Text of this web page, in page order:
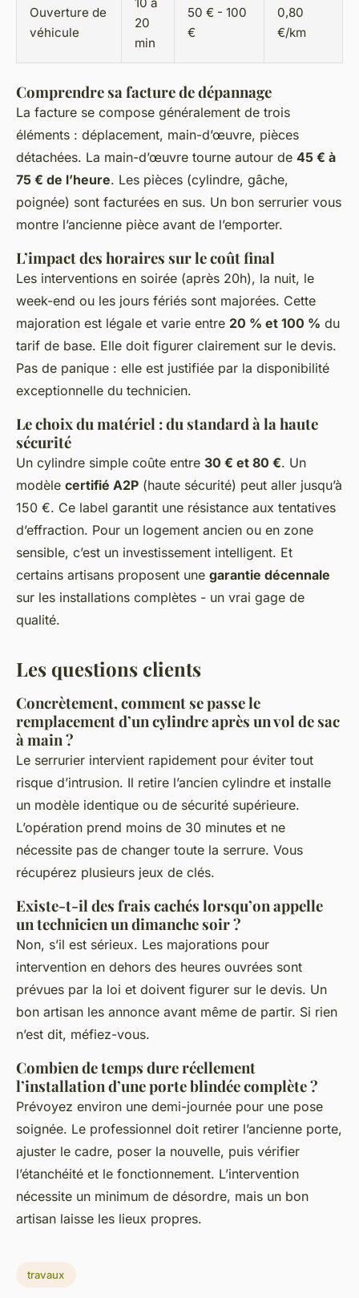
Ouverture de
véhicule
10 à
20
min
50 € - 100
€
0,80
€/km
Comprendre sa facture de dépannage
La facture se compose généralement de trois
éléments : déplacement, main-d’œuvre, pièces
détachées. La main-d’œuvre tourne autour de 45 € à
75 € de l’heure. Les pièces (cylindre, gâche,
poignée) sont facturées en sus. Un bon serrurier vous
montre l’ancienne pièce avant de l’emporter.
L’impact des horaires sur le coût final
Les interventions en soirée (après 20h), la nuit, le
week-end ou les jours fériés sont majorées. Cette
majoration est légale et varie entre 20 % et 100 % du
tarif de base. Elle doit figurer clairement sur le devis.
Pas de panique : elle est justifiée par la disponibilité
exceptionnelle du technicien.
Le choix du matériel : du standard à la haute
sécurité
Un cylindre simple coûte entre 30 € et 80 €. Un
modèle certifié A2P (haute sécurité) peut aller jusqu’à
150 €. Ce label garantit une résistance aux tentatives
d’effraction. Pour un logement ancien ou en zone
sensible, c’est un investissement intelligent. Et
certains artisans proposent une garantie décennale
sur les installations complètes - un vrai gage de
qualité.
Les questions clients
Concrètement, comment se passe le
remplacement d’un cylindre après un vol de sac
à main ?
Le serrurier intervient rapidement pour éviter tout
risque d’intrusion. Il retire l’ancien cylindre et installe
un modèle identique ou de sécurité supérieure.
L’opération prend moins de 30 minutes et ne
nécessite pas de changer toute la serrure. Vous
récupérez plusieurs jeux de clés.
Existe-t-il des frais cachés lorsqu’on appelle
un technicien un dimanche soir ?
Non, s’il est sérieux. Les majorations pour
intervention en dehors des heures ouvrées sont
prévues par la loi et doivent figurer sur le devis. Un
bon artisan les annonce avant même de partir. Si rien
n’est dit, méfiez-vous.
Combien de temps dure réellement
l’installation d’une porte blindée complète ?
Prévoyez environ une demi-journée pour une pose
soignée. Le professionnel doit retirer l’ancienne porte,
ajuster le cadre, poser la nouvelle, puis vérifier
l’étanchéité et le fonctionnement. L’intervention
nécessite un minimum de désordre, mais un bon
artisan laisse les lieux propres.
travaux